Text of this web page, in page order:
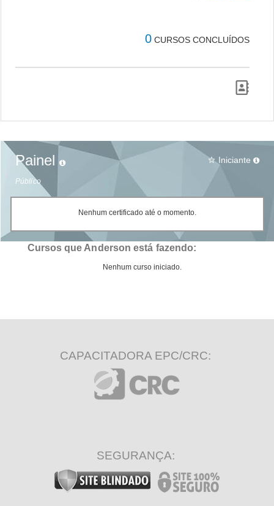
0 CURSOS CONCLUÍDOS
Painel
Público
star_border Iniciante
Nenhum certificado até o momento.
Cursos que Anderson está fazendo:
Nenhum curso iniciado.
CAPACITADORA EPC/CRC:
SEGURANÇA: